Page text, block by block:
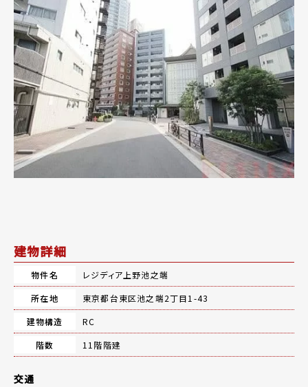
建物詳細
物件名
レジディア上野池之端
所在地
東京都台東区池之端2丁目1-43
建物構造
RC
階数
11階階建
交通